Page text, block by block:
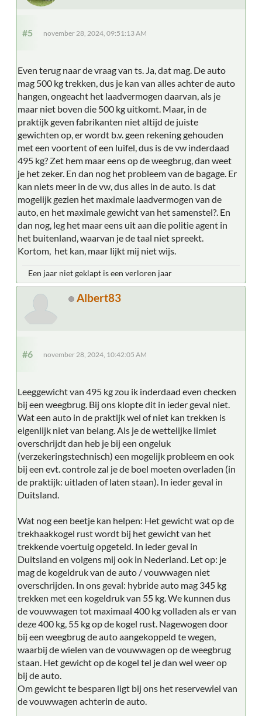
#5 november 28, 2024, 09:51:13 AM
Even terug naar de vraag van ts. Ja, dat mag. De auto
mag 500 kg trekken, dus je kan van alles achter de auto
hangen, ongeacht het laadvermogen daarvan, als je
maar niet boven die 500 kg uitkomt. Maar, in de
praktijk geven fabrikanten niet altijd de juiste
gewichten op, er wordt b.v. geen rekening gehouden
met een voortent of een luifel, dus is de vw inderdaad
495 kg? Zet hem maar eens op de weegbrug, dan weet
je het zeker. En dan nog het probleem van de bagage. Er
kan niets meer in de vw, dus alles in de auto. Is dat
mogelijk gezien het maximale laadvermogen van de
auto, en het maximale gewicht van het samenstel?. En
dan nog, leg het maar eens uit aan die politie agent in
het buitenland, waarvan je de taal niet spreekt.
Kortom, het kan, maar lijkt mij niet wijs.
Een jaar niet geklapt is een verloren jaar
Albert83
#6 november 28, 2024, 10:42:05 AM
Leeggewicht van 495 kg zou ik inderdaad even checken
bij een weegbrug. Bij ons klopte dit in ieder geval niet.
Wat een auto in de praktijk wel of niet kan trekken is
eigenlijk niet van belang. Als je de wettelijke limiet
overschrijdt dan heb je bij een ongeluk
(verzekeringstechnisch) een mogelijk probleem en ook
bij een evt. controle zal je de boel moeten overladen (in
de praktijk: uitladen of laten staan). In ieder geval in
Duitsland.
Wat nog een beetje kan helpen: Het gewicht wat op de
trekhaakkogel rust wordt bij het gewicht van het
trekkende voertuig opgeteld. In ieder geval in
Duitsland en volgens mij ook in Nederland. Let op: je
mag de kogeldruk van de auto / vouwwagen niet
overschrijden. In ons geval: hybride auto mag 345 kg
trekken met een kogeldruk van 55 kg. We kunnen dus
de vouwwagen tot maximaal 400 kg volladen als er van
deze 400 kg, 55 kg op de kogel rust. Nagewogen door
bij een weegbrug de auto aangekoppeld te wegen,
waarbij de wielen van de vouwwagen op de weegbrug
staan. Het gewicht op de kogel tel je dan wel weer op
bij de auto.
Om gewicht te besparen ligt bij ons het reservewiel van
de vouwwagen achterin de auto.